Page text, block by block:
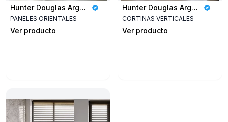
Hunter Douglas Argentina
PANELES ORIENTALES
Ver producto
Hunter Douglas Argentina
CORTINAS VERTICALES
Ver producto